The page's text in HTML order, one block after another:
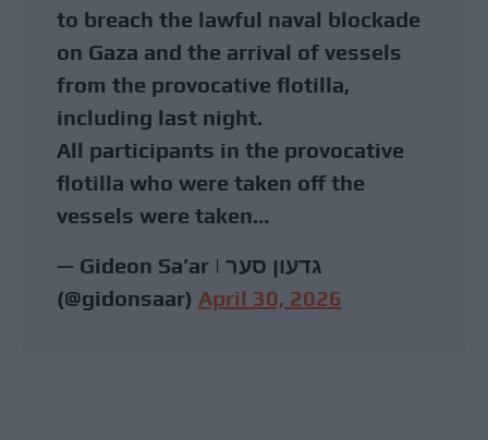
to breach the lawful naval blockade
on Gaza and the arrival of vessels
from the provocative flotilla,
including last night.
All participants in the provocative
flotilla who were taken off the
vessels were taken…
— Gideon Sa’ar | גדעון סער
(@gidonsaar) April 30, 2026